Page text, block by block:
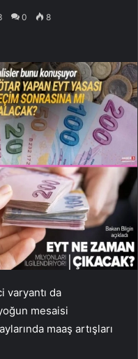
0 8
varyantı da
mesaisi
maaş artışları